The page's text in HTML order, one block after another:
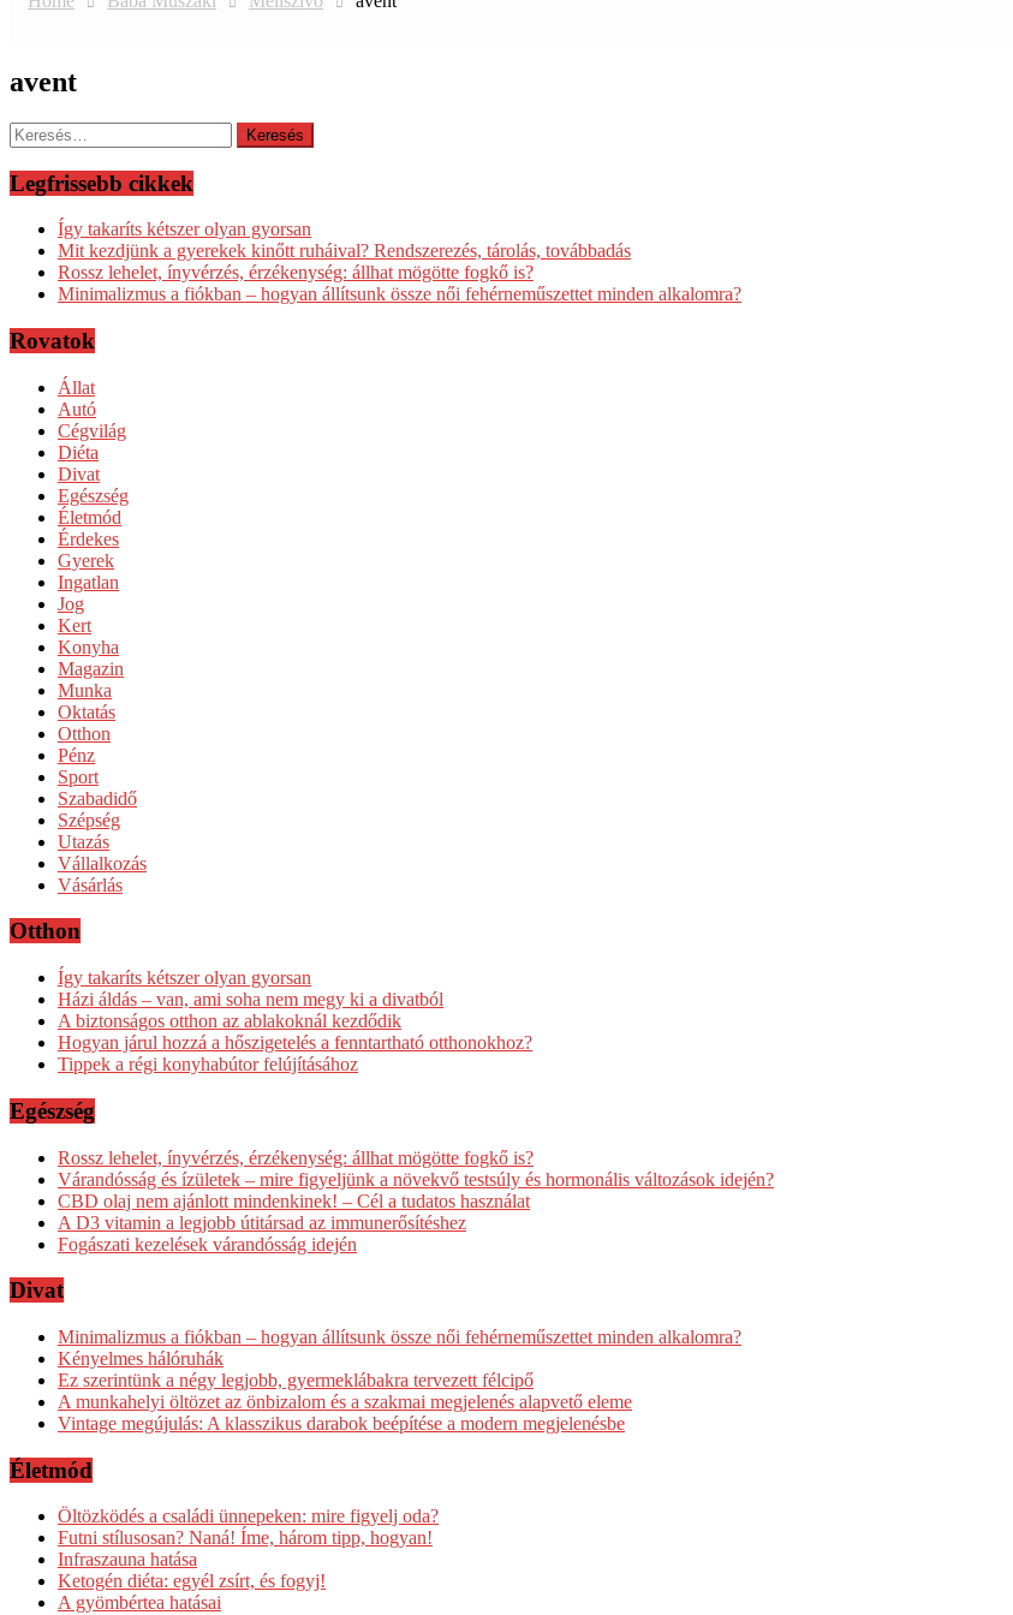
avent
Keresés:
Legfrissebb cikkek
Így takaríts kétszer olyan gyorsan
Mit kezdjünk a gyerekek kinőtt ruháival? Rendszerezés, tárolás, továbbadás
Rossz lehelet, ínyvérzés, érzékenység: állhat mögötte fogkő is?
Minimalizmus a fiókban – hogyan állítsunk össze női fehérneműszettet minden alkalomra?
Rovatok
Állat
Autó
Cégvilág
Diéta
Divat
Egészség
Életmód
Érdekes
Gyerek
Ingatlan
Jog
Kert
Konyha
Magazin
Munka
Oktatás
Otthon
Pénz
Sport
Szabadidő
Szépség
Utazás
Vállalkozás
Vásárlás
Otthon
Így takaríts kétszer olyan gyorsan
Házi áldás – van, ami soha nem megy ki a divatból
A biztonságos otthon az ablakoknál kezdődik
Hogyan járul hozzá a hőszigetelés a fenntartható otthonokhoz?
Tippek a régi konyhabútor felújításához
Egészség
Rossz lehelet, ínyvérzés, érzékenység: állhat mögötte fogkő is?
Várandósság és ízületek – mire figyeljünk a növekvő testsúly és hormonális változások idején?
CBD olaj nem ajánlott mindenkinek! – Cél a tudatos használat
A D3 vitamin a legjobb útitársad az immunerősítéshez
Fogászati kezelések várandósság idején
Divat
Minimalizmus a fiókban – hogyan állítsunk össze női fehérneműszettet minden alkalomra?
Kényelmes hálóruhák
Ez szerintünk a négy legjobb, gyermeklábakra tervezett félcipő
A munkahelyi öltözet az önbizalom és a szakmai megjelenés alapvető eleme
Vintage megújulás: A klasszikus darabok beépítése a modern megjelenésbe
Életmód
Öltözködés a családi ünnepeken: mire figyelj oda?
Futni stílusosan? Naná! Íme, három tipp, hogyan!
Infraszauna hatása
Ketogén diéta: egyél zsírt, és fogyj!
A gyömbértea hatásai